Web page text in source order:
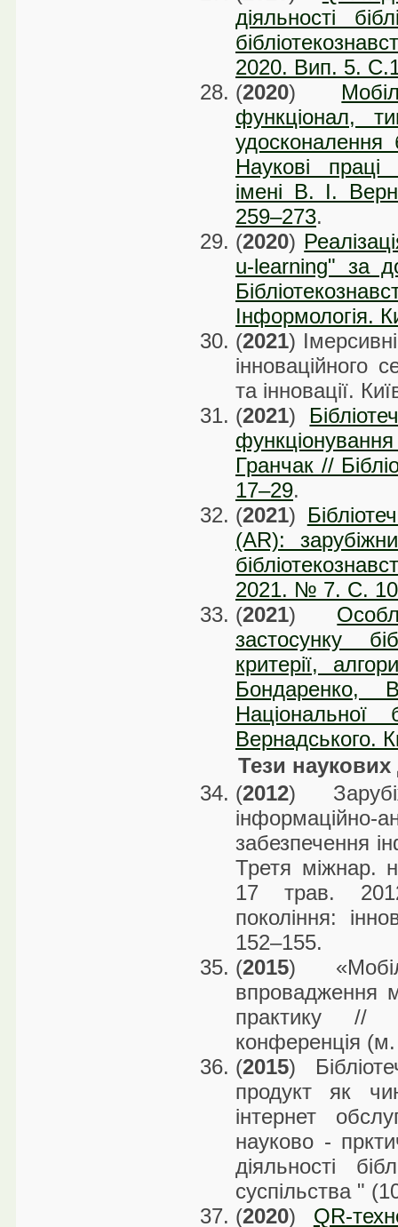
діяльності
2020. Вип. 5.
(2020)
функціонал,
удосконалення
Наукові праці
імені В. І.
259–273.
(2020)
u-learning" за
Інформологія.
(2021) Імерсивні
інноваційного
та інновації.
(2021)
Гранчак //
17–29.
(2021)
(AR):
2021. № 7. С.
(2021)
застосунку
критерії,
Бондаренко,
Національної
Вернадського.
Тези
(2012)
інформаційно-
забезпечення
Третя міжнар.
17 трав.
покоління:
152–155.
(2015)
впровадження
практику //
конференція
(2015)
продукт як
інтернет
науково -
діяльності
суспільства "
(2020) QR-